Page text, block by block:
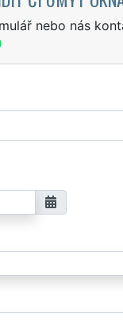
nebo nás